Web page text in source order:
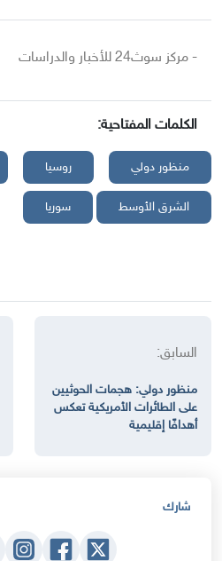
- مركز سوث24 للأخبار والدراسات
الكلمات المفتاحية:
منظور دولي روسيا
الشرق الأوسط سوريا
السابق:
منظور دولي: هجمات الحوثيين
على الطائرات الأمريكية تعكس
أهدافًا إقليمية
شارك